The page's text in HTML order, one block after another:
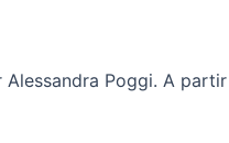
Poggi. A